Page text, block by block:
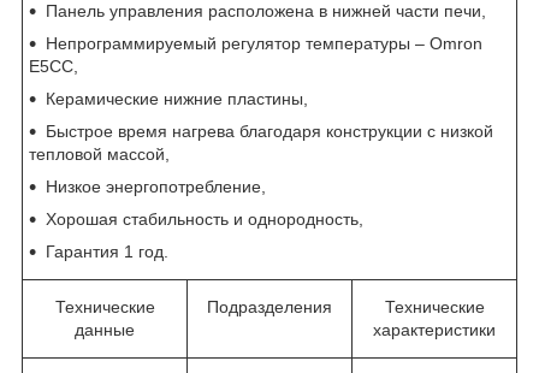
Панель управления расположена в нижней части печи,
Непрограммируемый регулятор температуры – Omron
E5CC,
Керамические нижние пластины,
Быстрое время нагрева благодаря конструкции с низкой
тепловой массой,
Низкое энергопотребление,
Хорошая стабильность и однородность,
Гарантия 1 год.
Технические
данные
Подразделения
Технические
характеристики